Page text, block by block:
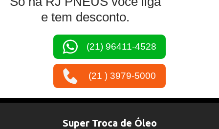
e tem desconto.
(21) 96411-4528
(21 ) 3979-5000
Super Troca de Óleo